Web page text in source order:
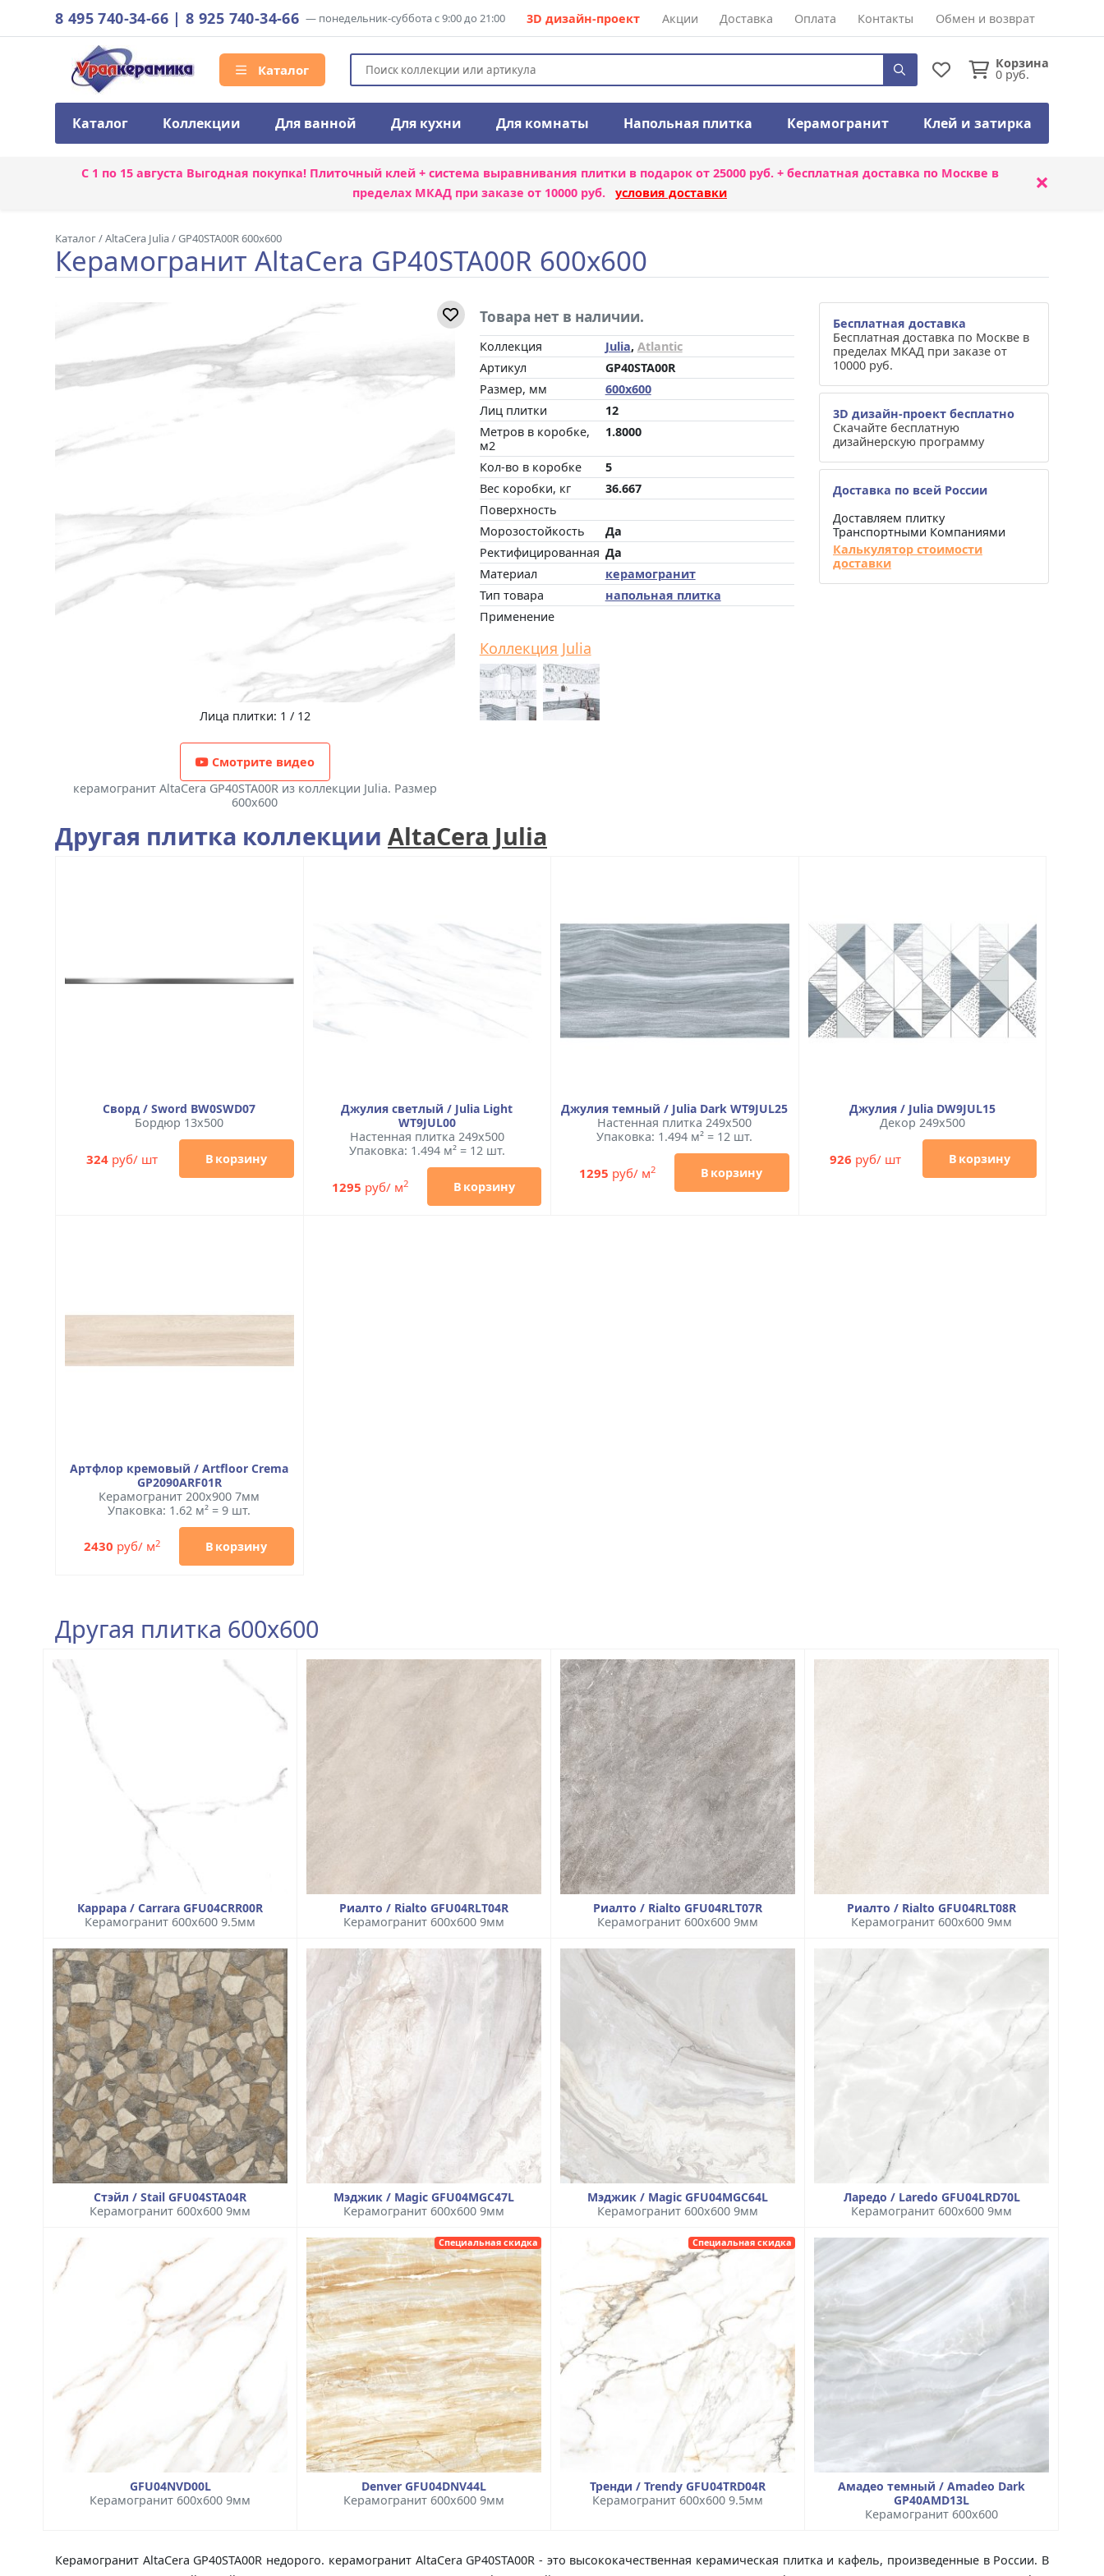
8 495 740-34-66 |8 925 740-34-66 — понедельник-суббота с 9:00 до 21:00 3D дизайн-проект Акции Доставка Оплата Контакты Обмен и возврат
Каталог Корзина
0 руб.
Каталог Коллекции Для ванной Для кухни Для комнаты Напольная плитка Керамогранит Клей и затирка
С 1 по 15 августа Выгодная покупка! Плиточный клей + система выравнивания плиткив подарок от 25000 руб. + бесплатная доставка по Москве в
пределах МКАД при заказе от 10000 руб. условия доставки ×
Каталог/AltaCera Julia/GP40STA00R 600x600
Керамогранит AltaCera GP40STA00R 600x600
Лица плитки: 1 / 12
Смотрите видео
керамогранит AltaCera GP40STA00R из коллекции Julia. Размер
600x600
Товара нет в наличии.
Коллекция Julia, Atlantic
Артикул
GP40STA00R
Размер, мм
600x600
Лиц плитки
12
Метров в коробке,
м2
1.8000
Кол-во в коробке
5
Вес коробки, кг
36.667
Поверхность
Морозостойкость
Да
Ректифицированная Да
Материал
керамогранит
Тип товара
напольная плитка
Применение
Коллекция Julia
Бесплатная доставка
Бесплатная доставка по Москве в
пределах МКАД при заказе от
10000 руб.
3D дизайн-проект бесплатно
Скачайте бесплатную
дизайнерскую программу
Доставка по всей России
Доставляем плитку
Транспортными Компаниями
Калькулятор стоимости
доставки
Другая плитка коллекции AltaCera Julia
Сворд / Sword BW0SWD07
Бордюр 13x500
324 руб/ шт В корзину
Джулия светлый / Julia Light
WT9JUL00
Настенная плитка 249x500
Упаковка: 1.494 м² = 12 шт.
1295 руб/ м2 В корзину
Джулия темный / Julia Dark WT9JUL25
Настенная плитка 249x500
Упаковка: 1.494 м² = 12 шт.
1295 руб/ м2 В корзину
Джулия / Julia DW9JUL15
Декор 249x500
926 руб/ шт В корзину
Артфлор кремовый / Artfloor Crema
GP2090ARF01R
Керамогранит 200x900 7мм
Упаковка: 1.62 м² = 9 шт.
2430 руб/ м2 В корзину
Другая плитка 600x600
Каррара / Carrara GFU04CRR00R
Керамогранит 600x600 9.5мм
Риалто / Rialto GFU04RLT04R
Керамогранит 600x600 9мм
Риалто / Rialto GFU04RLT07R
Керамогранит 600x600 9мм
Риалто / Rialto GFU04RLT08R
Керамогранит 600x600 9мм
Стэйл / Stail GFU04STA04R
Керамогранит 600x600 9мм
Мэджик / Magic GFU04MGC47L
Керамогранит 600x600 9мм
Мэджик / Magic GFU04MGC64L
Керамогранит 600x600 9мм
Ларедо / Laredo GFU04LRD70L
Керамогранит 600x600 9мм
GFU04NVD00L
Керамогранит 600x600 9мм
Специальная скидка
Denver GFU04DNV44L
Керамогранит 600x600 9мм
Специальная скидка
Тренди / Trendy GFU04TRD04R
Керамогранит 600x600 9.5мм
Амадео темный / Amadeo Dark
GP40AMD13L
Керамогранит 600x600
Керамогранит AltaCera GP40STA00R недорого. керамогранит AltaCera GP40STA00R - это высококачественная керамическая плитка и кафель, произведенные в России. В